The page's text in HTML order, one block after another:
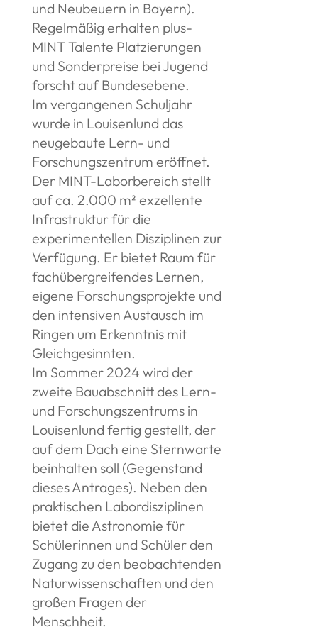
und Neubeuern in Bayern).
Regelmäßig erhalten plus-
MINT Talente Platzierungen
und Sonderpreise bei Jugend
forscht auf Bundesebene.
Im vergangenen Schuljahr
wurde in Louisenlund das
neugebaute Lern- und
Forschungszentrum eröffnet.
Der MINT-Laborbereich stellt
auf ca. 2.000 m² exzellente
Infrastruktur für die
experimentellen Disziplinen zur
Verfügung. Er bietet Raum für
fachübergreifendes Lernen,
eigene Forschungsprojekte und
den intensiven Austausch im
Ringen um Erkenntnis mit
Gleichgesinnten.
Im Sommer 2024 wird der
zweite Bauabschnitt des Lern-
und Forschungszentrums in
Louisenlund fertig gestellt, der
auf dem Dach eine Sternwarte
beinhalten soll (Gegenstand
dieses Antrages). Neben den
praktischen Labordisziplinen
bietet die Astronomie für
Schülerinnen und Schüler den
Zugang zu den beobachtenden
Naturwissenschaften und den
großen Fragen der
Menschheit.